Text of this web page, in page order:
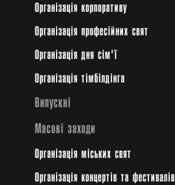
Організація корпоративу
Організація професійних свят
Організація дня сім'ї
Організація тімбілдінга
Випускні
Масові заходи
Організація міських свят
Організація концертів та фестивалів